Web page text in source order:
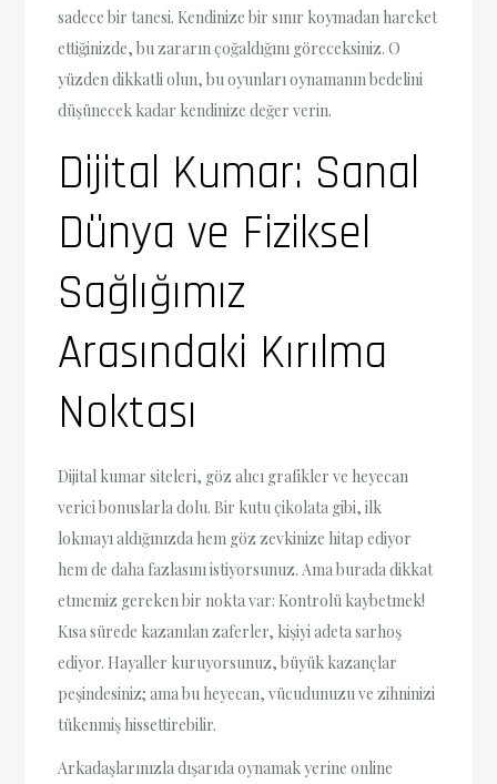
sadece bir tanesi. Kendinize bir sınır koymadan hareket
ettiğinizde, bu zararın çoğaldığını göreceksiniz. O
yüzden dikkatli olun, bu oyunları oynamanın bedelini
düşünecek kadar kendinize değer verin.
Dijital Kumar: Sanal
Dünya ve Fiziksel
Sağlığımız
Arasındaki Kırılma
Noktası
Dijital kumar siteleri, göz alıcı grafikler ve heyecan
verici bonuslarla dolu. Bir kutu çikolata gibi, ilk
lokmayı aldığınızda hem göz zevkinize hitap ediyor
hem de daha fazlasını istiyorsunuz. Ama burada dikkat
etmemiz gereken bir nokta var: Kontrolü kaybetmek!
Kısa sürede kazanılan zaferler, kişiyi adeta sarhoş
ediyor. Hayaller kuruyorsunuz, büyük kazançlar
peşindesiniz; ama bu heyecan, vücudunuzu ve zihninizi
tükenmiş hissettirebilir.
Arkadaşlarınızla dışarıda oynamak yerine online